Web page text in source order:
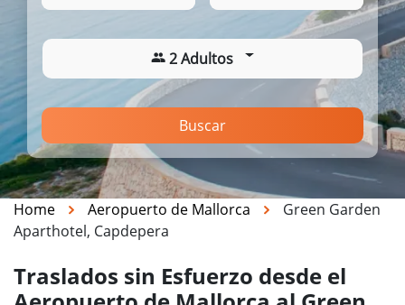
2 Adultos
Buscar
Home Aeropuerto de Mallorca
Green Garden
Aparthotel, Capdepera
Traslados sin Esfuerzo desde el